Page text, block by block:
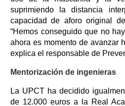
suprimiendo la distancia
capacidad de aforo original
“Hemos conseguido que no
ahora es momento de avanzar
explica el responsable de
Mentorización de ingenieras
La UPCT ha decidido
de 12.000 euros a la Real